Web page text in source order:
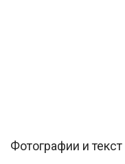
Фотографии и текст